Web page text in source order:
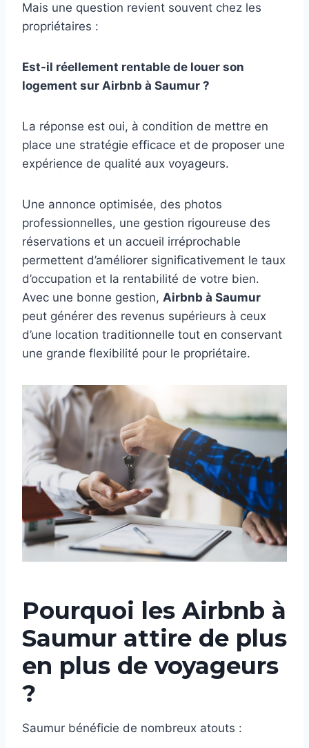
Mais une question revient souvent chez les
propriétaires :
Est-il réellement rentable de louer son
logement sur Airbnb à Saumur ?
La réponse est oui, à condition de mettre en
place une stratégie efficace et de proposer une
expérience de qualité aux voyageurs.
Une annonce optimisée, des photos
professionnelles, une gestion rigoureuse des
réservations et un accueil irréprochable
permettent d’améliorer significativement le taux
d’occupation et la rentabilité de votre bien.
Avec une bonne gestion, Airbnb à Saumur
peut générer des revenus supérieurs à ceux
d’une location traditionnelle tout en conservant
une grande flexibilité pour le propriétaire.
Pourquoi les Airbnb à
Saumur attire de plus
en plus de voyageurs
?
Saumur bénéficie de nombreux atouts :